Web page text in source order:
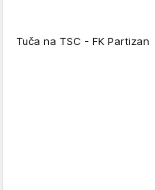
Tuča na TSC - FK Partizan